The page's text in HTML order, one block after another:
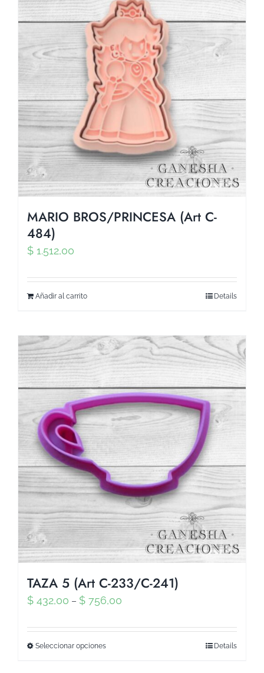
MARIO BROS/PRINCESA (Art C-
484)
$ 1.512,00
Añadir al carrito Details
TAZA 5 (Art C-233/C-241)
$ 432,00 – $ 756,00
Seleccionar opciones Details